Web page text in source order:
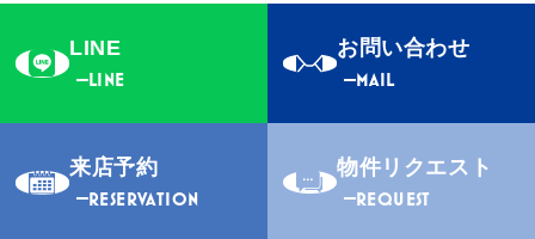
LINE
LINE
お問い合わせ
MAIL
来店予約
RESERVATION
物件リクエスト
REQUEST